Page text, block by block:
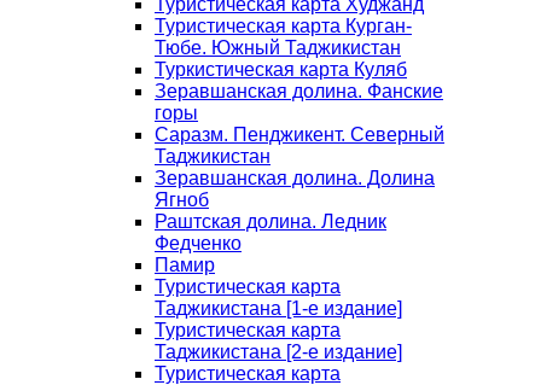
Туристическая карта Курган-
Тюбе. Южный Таджикистан
Туркистическая карта Куляб
Зеравшанская долина. Фанские
горы
Саразм. Пенджикент. Северный
Таджикистан
Зеравшанская долина. Долина
Ягноб
Раштская долина. Ледник
Федченко
Памир
Туристическая карта
Таджикистана [1-е издание]
Туристическая карта
Таджикистана [2-е издание]
Туристическая карта